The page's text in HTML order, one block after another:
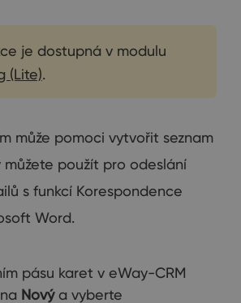
je dostupná v modulu
(Lite).
může pomoci vytvořit seznam
můžete použít pro odeslání
s funkcí Korespondence
Word.
pásu karet v eWay-CRM
Novýa vyberte